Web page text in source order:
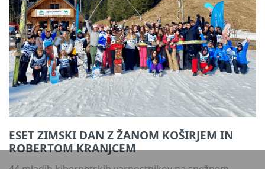
ESET ZIMSKI DAN Z ŽANOM KOŠIRJEM IN
ROBERTOM KRANJCEM